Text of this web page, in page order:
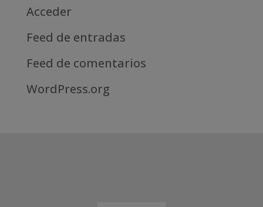
Acceder
Feed de entradas
Feed de comentarios
WordPress.org